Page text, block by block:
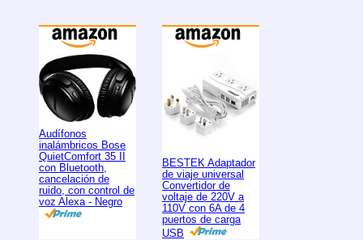
Audífonos
inalámbricos Bose
QuietComfort 35 II
con Bluetooth,
cancelación de
ruido, con control de
voz Alexa - Negro
BESTEK Adaptador
de viaje universal
Convertidor de
voltaje de 220V a
110V con 6A de 4
puertos de carga
USB